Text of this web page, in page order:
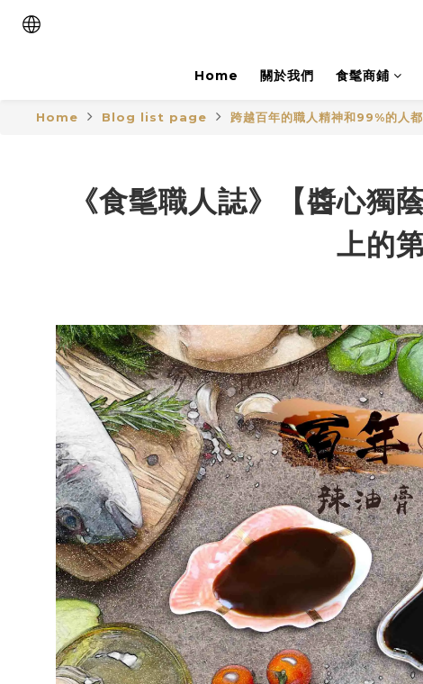
Home 關於我們 食髦商鋪
Home Blog list page 跨越百年的職人精神和99%的人
《食髦職人誌》【醬心獨
上的